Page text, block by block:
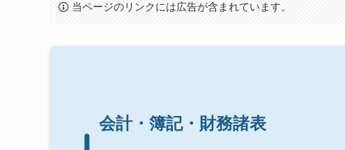
当ページのリンクには広告が含まれています。